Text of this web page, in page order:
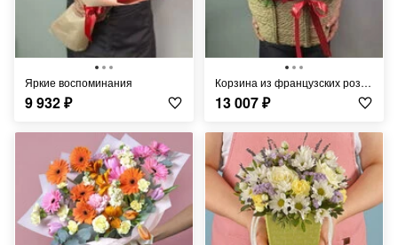
Яркие воспоминания
9 932₽
Корзина из французских роз и диантусов
13 007₽